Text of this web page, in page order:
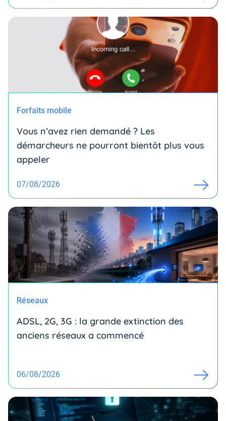
Forfaits mobile
Vous n’avez rien demandé ? Les
démarcheurs ne pourront bientôt plus vous
appeler
07/08/2026
Réseaux
ADSL, 2G, 3G : la grande extinction des
anciens réseaux a commencé
06/08/2026